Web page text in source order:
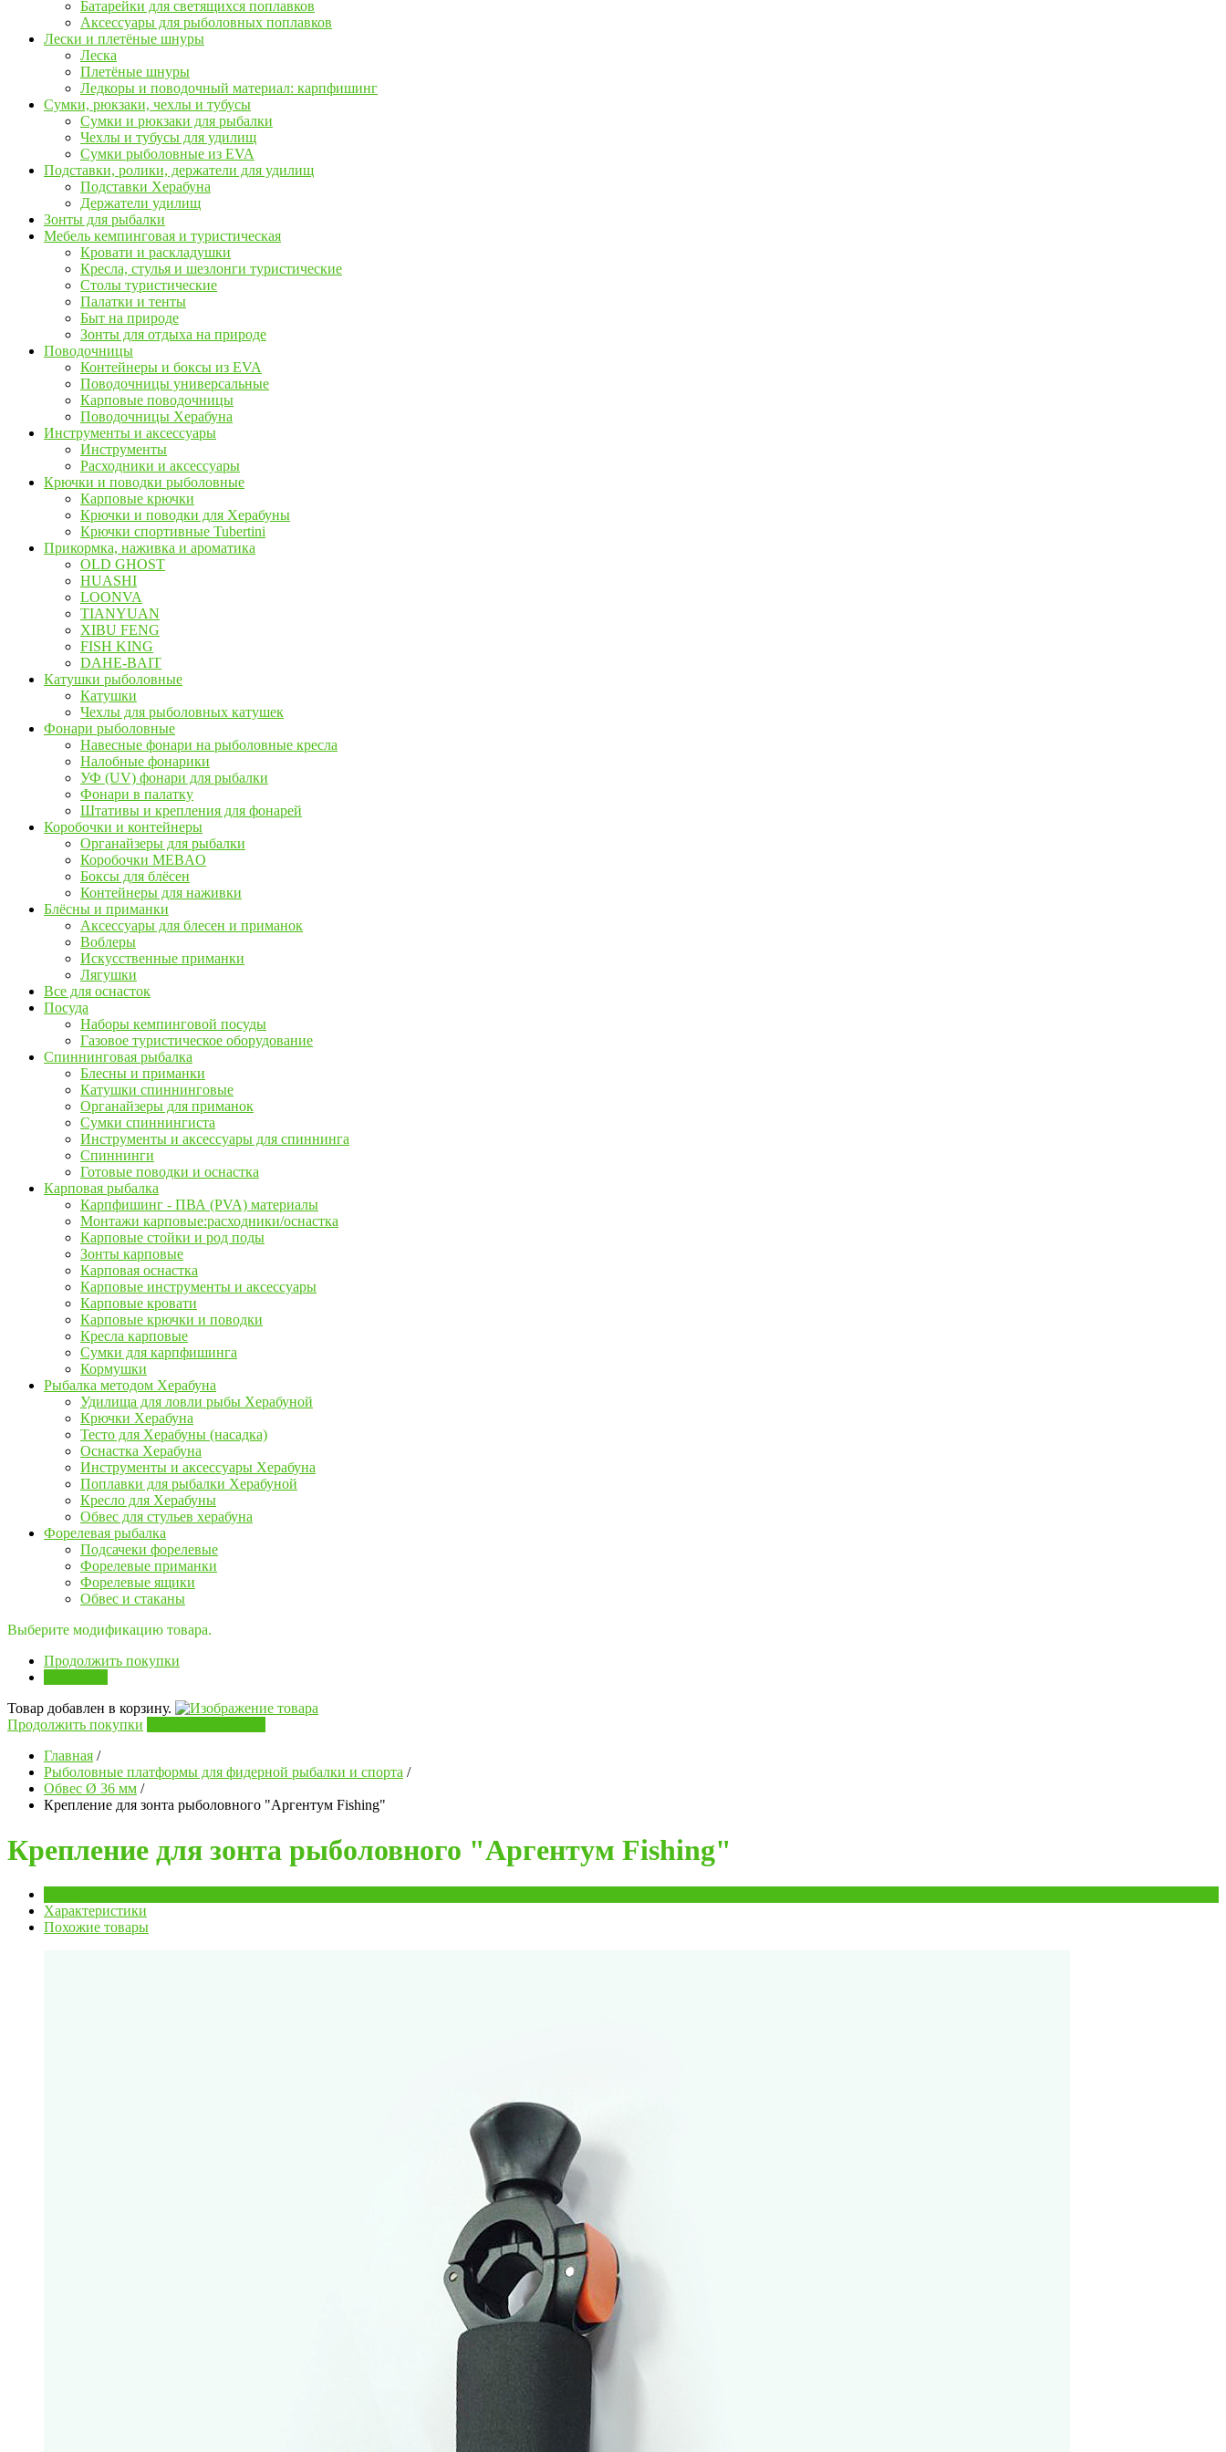
Батарейки для светящихся поплавков
Аксессуары для рыболовных поплавков
Лески и плетёные шнуры
Леска
Плетёные шнуры
Ледкоры и поводочный материал: карпфишинг
Сумки, рюкзаки, чехлы и тубусы
Сумки и рюкзаки для рыбалки
Чехлы и тубусы для удилищ
Сумки рыболовные из EVA
Подставки, ролики, держатели для удилищ
Подставки Херабуна
Держатели удилищ
Зонты для рыбалки
Мебель кемпинговая и туристическая
Кровати и раскладушки
Кресла, стулья и шезлонги туристические
Столы туристические
Палатки и тенты
Быт на природе
Зонты для отдыха на природе
Поводочницы
Контейнеры и боксы из EVA
Поводочницы универсальные
Карповые поводочницы
Поводочницы Херабуна
Инструменты и аксессуары
Инструменты
Расходники и аксессуары
Крючки и поводки рыболовные
Карповые крючки
Крючки и поводки для Херабуны
Крючки спортивные Tubertini
Прикормка, наживка и ароматика
OLD GHOST
HUASHI
LOONVA
TIANYUAN
XIBU FENG
FISH KING
DAHE-BAIT
Катушки рыболовные
Катушки
Чехлы для рыболовных катушек
Фонари рыболовные
Навесные фонари на рыболовные кресла
Налобные фонарики
УФ (UV) фонари для рыбалки
Фонари в палатку
Штативы и крепления для фонарей
Коробочки и контейнеры
Органайзеры для рыбалки
Коробочки MEBAO
Боксы для блёсен
Контейнеры для наживки
Блёсны и приманки
Аксессуары для блесен и приманок
Воблеры
Искусственные приманки
Лягушки
Все для оснасток
Посуда
Наборы кемпинговой посуды
Газовое туристическое оборудование
Спиннинговая рыбалка
Блесны и приманки
Катушки спиннинговые
Органайзеры для приманок
Сумки спиннингиста
Инструменты и аксессуары для спиннинга
Спиннинги
Готовые поводки и оснастка
Карповая рыбалка
Карпфишинг - ПВА (PVA) материалы
Монтажи карповые:расходники/оснастка
Карповые стойки и род поды
Зонты карповые
Карповая оснастка
Карповые инструменты и аксессуары
Карповые кровати
Карповые крючки и поводки
Кресла карповые
Сумки для карпфишинга
Кормушки
Рыбалка методом Херабуна
Удилища для ловли рыбы Херабуной
Крючки Херабуна
Тесто для Херабуны (насадка)
Оснастка Херабуна
Инструменты и аксессуары Херабуна
Поплавки для рыбалки Херабуной
Кресло для Херабуны
Обвес для стульев херабуна
Форелевая рыбалка
Подсачеки форелевые
Форелевые приманки
Форелевые ящики
Обвес и стаканы
Выберите модификацию товара.
Продолжить покупки
Товар добавлен в корзину.
Продолжить покупки
Главная /
Рыболовные платформы для фидерной рыбалки и спорта /
Обвес Ø 36 мм /
Крепление для зонта рыболовного "Аргентум Fishing"
Крепление для зонта рыболовного "Аргентум Fishing"
Характеристики
Похожие товары